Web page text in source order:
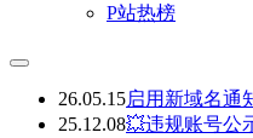
P站热榜
26.05.15启用新域名通
25.12.08💥违规账号公